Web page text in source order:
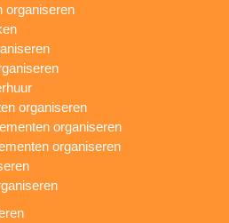
organiseren
organiseren
organiseren
organiseren